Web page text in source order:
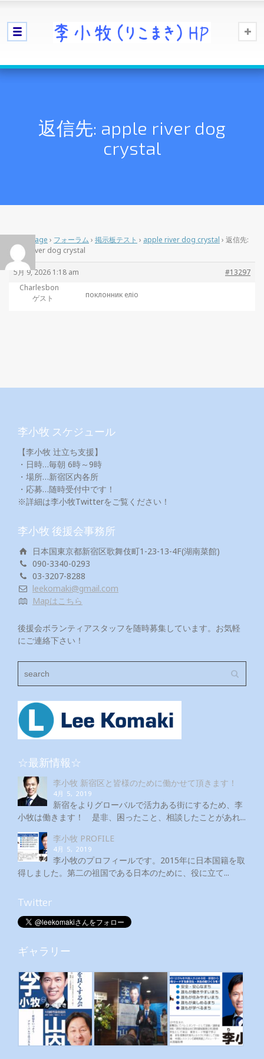
返信先: apple river dog
crystal
Home Page › フォーラム › 掲示板テスト › apple river dog crystal › 返信先:
apple river dog crystal
5月 9, 2026 1:18 am
#13297
Charlesbon
ゲスト
поклонник еліо
李小牧 スケジュール
【李小牧 辻立ち支援】
・日時…毎朝 6時～9時
・場所…新宿区内各所
・応募…随時受付中です！
※詳細は李小牧Twitterをご覧ください！
李小牧 後援会事務所
日本国東京都新宿区歌舞伎町1-23-13-4F(湖南菜館)
090-3340-0293
03-3207-8288
leekomaki@gmail.com
Mapはこちら
後援会ボランティアスタッフを随時募集しています。お気軽
にご連絡下さい！
☆最新情報☆
李小牧 新宿区と皆様のために働かせて頂きます！
4月 5, 2019
新宿をよりグローバルで活力ある街にするため、李
小牧は働きます！ 是非、困ったこと、相談したことがあれ...
李小牧 PROFILE
4月 5, 2019
李小牧のプロフィールです。2015年に日本国籍を取
得しました。第二の祖国である日本のために、役に立て...
Twitter
ギャラリー